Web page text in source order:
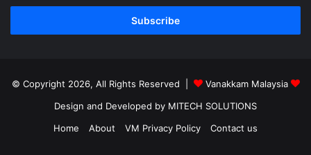
Email
© Copyright 2026, All Rights Reserved |
Vanakkam Malaysia
Design and Developed by MITECH SOLUTIONS
Home
About VM Privacy Policy Contact us